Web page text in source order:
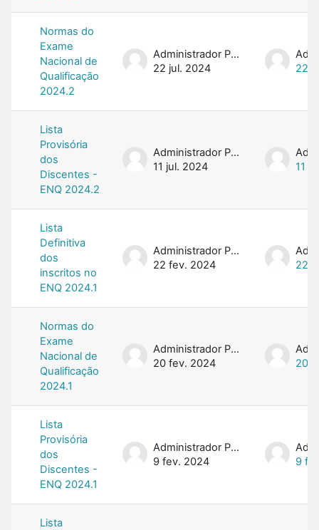
Normas do
Exame
Nacional de
Qualificação
2024.2
Administrador PROFMAT
22 jul. 2024
22
Lista
Provisória
dos
Discentes -
ENQ 2024.2
Administrador PROFMAT
11 jul. 2024
11
Lista
Definitiva
dos
inscritos no
ENQ 2024.1
Administrador PROFMAT
22 fev. 2024
22
Normas do
Exame
Nacional de
Qualificação
2024.1
Administrador PROFMAT
20 fev. 2024
20
Lista
Provisória
dos
Discentes -
ENQ 2024.1
Administrador PROFMAT
9 fev. 2024
9
Lista